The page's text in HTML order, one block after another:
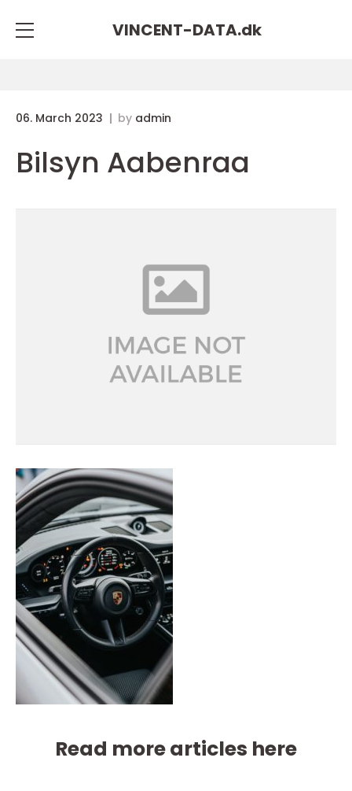
VINCENT-DATA.dk
06. March 2023 by admin
Bilsyn Aabenraa
Read more articles here